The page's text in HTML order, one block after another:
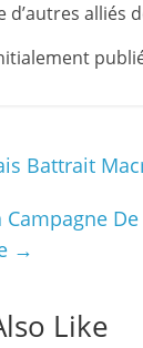
alliés
Battrait
Campagne
→
Like